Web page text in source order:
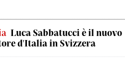
Luca Sabbatucci è il nuovo
d'Italia in Svizzera